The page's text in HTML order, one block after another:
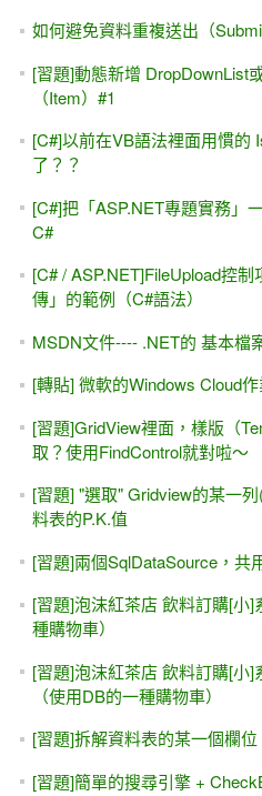
如何避免資料重複送出（
[習題]動態新增 DropDownList
（Item）#1
[C#]以前在VB語法裡面用慣的
了？？
[C#]把「ASP.NET專題實務」
C#
[C# / ASP.NET]FileUpload控
傳」的範例（C#語法）
MSDN文件---- .NET的 基本檔
[轉貼] 微軟的Windows Cloud作
[習題]GridView裡面，樣版（
取？使用FindControl就對啦～
[習題] "選取" Gridview的某一
料表的P.K.值
[習題]兩個SqlDataSource，共
[習題]泡沫紅茶店 飲料訂購[小
種購物車）
[習題]泡沫紅茶店 飲料訂購[小
（使用DB的一種購物車）
[習題]拆解資料表的某一個欄
[習題]簡單的搜尋引擎 +